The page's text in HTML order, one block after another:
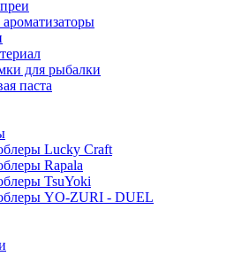
для рыбалки
паста
Lucky Craft
Rapala
TsuYoki
YO-ZURI - DUEL